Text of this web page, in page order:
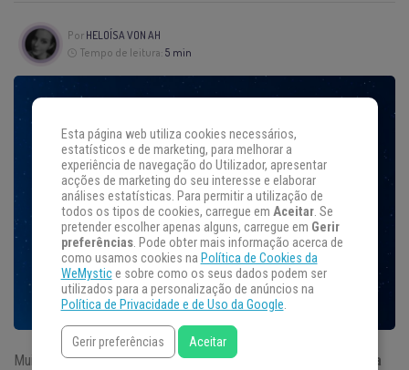
Por HELOÍSA VON AH
Tempo de leitura: 5 min
Muito mais que importante, o ritual para
renovação energética
Esta página web utiliza cookies necessários,
estatísticos e de marketing, para melhorar a
experiência de navegação do Utilizador, apresentar
acções de marketing do seu interesse e elaborar
análises estatísticas. Para permitir a utilização de
todos os tipos de cookies, carregue em Aceitar. Se
pretender escolher apenas alguns, carregue em Gerir
preferências. Pode obter mais informação acerca de
como usamos cookies na Política de Cookies da
WeMystice sobre como os seus dados podem ser
utilizados para a personalização de anúncios na
Política de Privacidade e de Uso da Google.
Gerir preferências Aceitar